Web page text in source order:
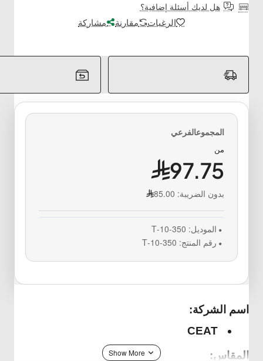
هل لديك أسئلة إضافية؟
الرغبات مقارنة مشاركة
من
97.75
بدون الضريبة: 85.00
الموديل: 350-10-T
رقم المنتج: 350-10-T
اسم الشركة:
المقاس: